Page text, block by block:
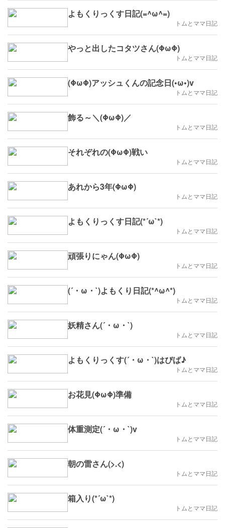
よもくりっくす日記(=^ω^=)
トムとママ日記
やっと出したコタツさん(ΦωΦ)
トムとママ日記
(ΦωΦ)アッシュくんの記念日(•ω•)v
トムとママ日記
飾る～＼(ΦωΦ)／
トムとママ日記
それぞれの(ΦωΦ)戦い
トムとママ日記
あれから3年(ΦωΦ)
トムとママ日記
よもくりっくす日記(*´ω`*)
トムとママ日記
頑張りにゃん(ΦωΦ)
トムとママ日記
(´・ω・`)よもくり日記(*^ω^*)
トムとママ日記
妖精さん(´・ω・`)
トムとママ日記
よもくりっくす(´・ω・`)はぴば♪
トムとママ日記
お花見(ΦωΦ)準備
トムとママ日記
体重測定(´・ω・`)v
トムとママ日記
朝の雷さん(>.<)
トムとママ日記
箱入り(*´ω`*)
トムとママ日記